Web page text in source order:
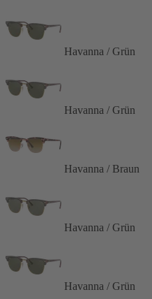
Havanna / Grün
Havanna / Grün
Havanna / Braun
Havanna / Grün
Havanna / Grün